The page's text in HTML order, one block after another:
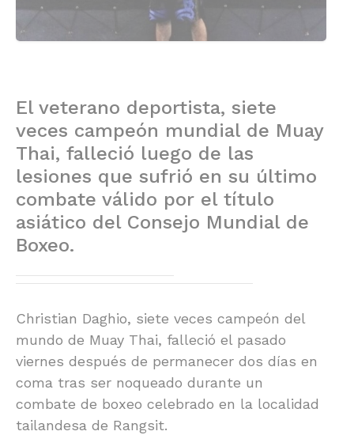
El veterano deportista, siete
veces campeón mundial de Muay
Thai, falleció luego de las
lesiones que sufrió en su último
combate válido por el título
asiático del Consejo Mundial de
Boxeo.
Christian Daghio, siete veces campeón del
mundo de Muay Thai, falleció el pasado
viernes después de permanecer dos días en
coma tras ser noqueado durante un
combate de boxeo celebrado en la localidad
tailandesa de Rangsit.